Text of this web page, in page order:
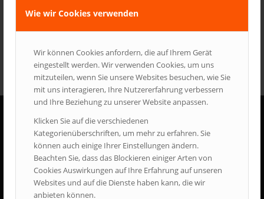
Wie wir Cookies verwenden
Wir können Cookies anfordern, die auf Ihrem Gerät
eingestellt werden. Wir verwenden Cookies, um uns
mitzuteilen, wenn Sie unsere Websites besuchen, wie Sie
mit uns interagieren, Ihre Nutzererfahrung verbessern
und Ihre Beziehung zu unserer Website anpassen.
Klicken Sie auf die verschiedenen
Kategorienüberschriften, um mehr zu erfahren. Sie
können auch einige Ihrer Einstellungen ändern.
Beachten Sie, dass das Blockieren einiger Arten von
Cookies Auswirkungen auf Ihre Erfahrung auf unseren
Websites und auf die Dienste haben kann, die wir
anbieten können.
Sie erreichen uns für Gruppenanfragen auch über unsere Email:
ÖFFNUNGSZEITEN
Samstag + Sonntag:
10:00 - 17:00 Uhr
Gesetzliche Feiertage
10:00 - 17:00 Uhr